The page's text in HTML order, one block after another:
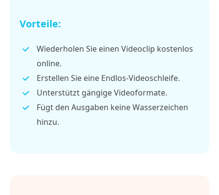
Vorteile:
Wiederholen Sie einen Videoclip kostenlos
online.
Erstellen Sie eine Endlos-Videoschleife.
Unterstützt gängige Videoformate.
Fügt den Ausgaben keine Wasserzeichen
hinzu.